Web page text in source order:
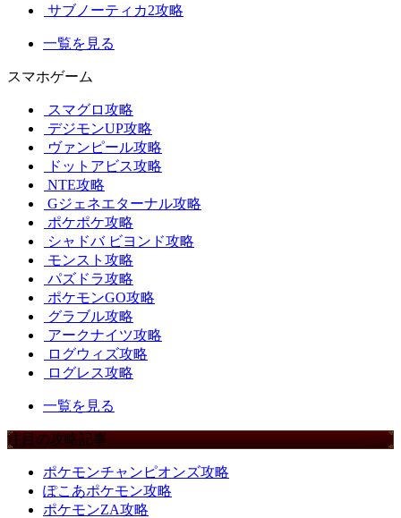
サブノーティカ2攻略
一覧を見る
スマホゲーム
スマグロ攻略
デジモンUP攻略
ヴァンピール攻略
ドットアビス攻略
NTE攻略
Gジェネエターナル攻略
ポケポケ攻略
シャドバ ビヨンド攻略
モンスト攻略
パズドラ攻略
ポケモンGO攻略
グラブル攻略
アークナイツ攻略
ログウィズ攻略
ログレス攻略
一覧を見る
注目の攻略記事
ポケモンチャンピオンズ攻略
ぽこあポケモン攻略
ポケモンZA攻略